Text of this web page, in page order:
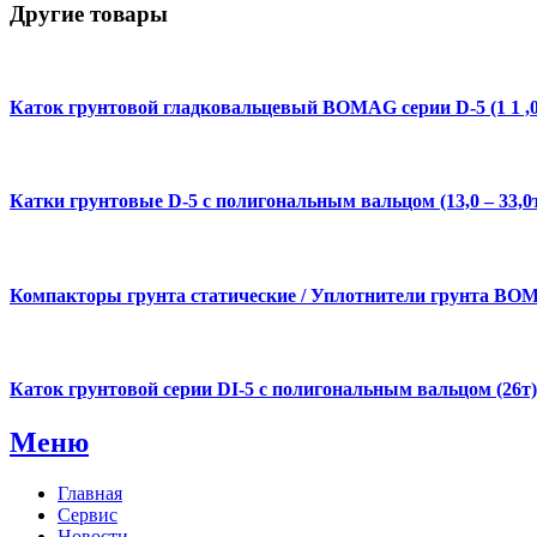
Другие товары
Каток грунтовой гладковальцевый BOMAG серии D-5 (1 1
Катки грунтовые D-5 с полигональным вальцом (13,0 –
Компакторы грунта статические / Уплотнители грунта
Каток грунтовой серии DI-5 с полигональным вальцом (26т)
Меню
Главная
Сервис